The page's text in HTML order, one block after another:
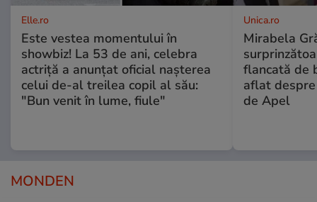
Elle.ro
Este vestea momentului în
showbiz! La 53 de ani, celebra
actriță a anunțat oficial nașterea
celui de-al treilea copil al său:
"Bun venit în lume, fiule"
Unica.ro
Mirabela
flancată de
aflat
de Apel
MONDEN